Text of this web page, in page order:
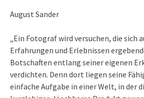
August Sander
„Ein Fotograf wird versuchen, die sich
Erfahrungen und Erlebnissen
Botschaften entlang seiner eigenen
verdichten. Denn dort liegen seine
einfache Aufgabe in einer Welt, in der